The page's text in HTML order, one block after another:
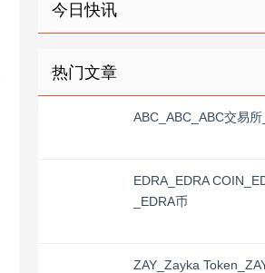
今日快讯
热门文章
ABC_ABC_ABC交易所
EDRA_EDRA
_EDRA币
ZAY_Zayka